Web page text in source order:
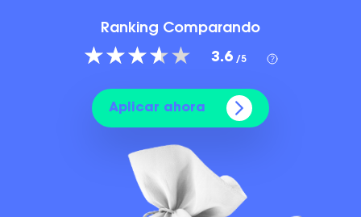
Ranking Comparando
3.6 /5
Aplicar ahora